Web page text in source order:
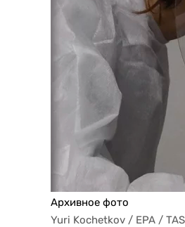
Архивное фото
Yuri Kochetkov / EPA /